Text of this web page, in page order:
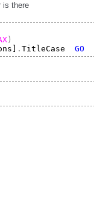
is there
)
. TitleCase GO